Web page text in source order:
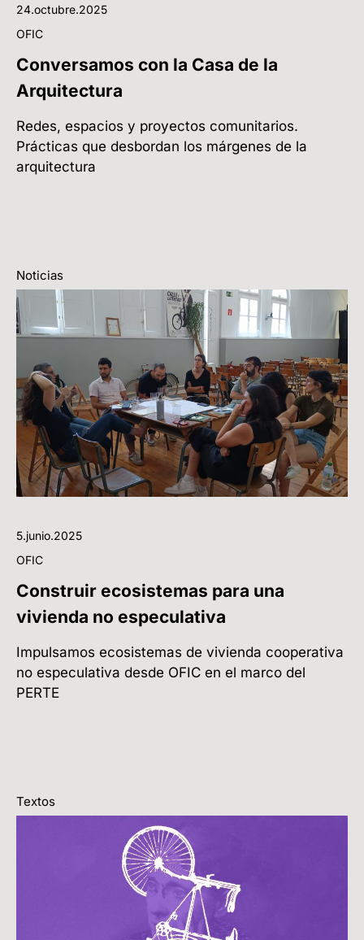
24.octubre.2025
OFIC
Conversamos con la Casa de la
Arquitectura
Redes, espacios y proyectos comunitarios.
Prácticas que desbordan los márgenes de la
arquitectura
Noticias
5.junio.2025
OFIC
Construir ecosistemas para una
vivienda no especulativa
Impulsamos ecosistemas de vivienda cooperativa
no especulativa desde OFIC en el marco del
PERTE
Textos